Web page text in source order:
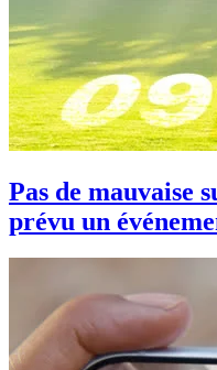
Pas de mauvaise
prévu un